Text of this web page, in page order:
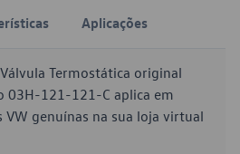
Aplicações
Termostática original
03H-121-121-C aplica em
VW genuínas na sua loja virtual